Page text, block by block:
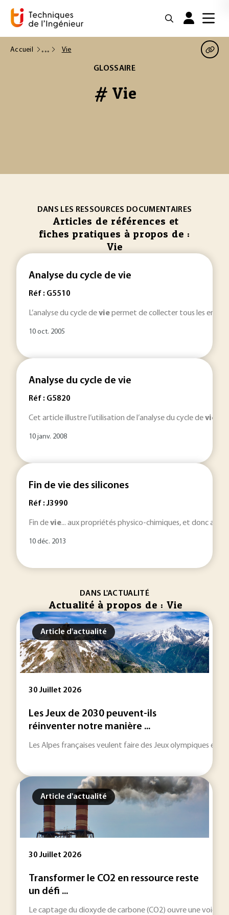
Accueil Vie
GLOSSAIRE
# Vie
DANS LES RESSOURCES DOCUMENTAIRES
Articles de références et
fiches pratiques à propos de :
Vie
Analyse du cycle de vie
Réf : G5510
L’analyse du cycle deviepermet de collecter tous les
10 oct. 2005
Analyse du cycle de vie
Réf : G5820
Cet article illustre l’utilisation de l’analyse du cycle devie
10 janv. 2008
Fin de vie des silicones
Réf : J3990
Fin devie... aux propriétés physico-chimiques, et donc aux
10 déc. 2013
DANS L'ACTUALITÉ
Actualité à propos de : Vie
Article d'actualité
30 Juillet 2026
Les Jeux de 2030 peuvent-ils
réinventer notre manière ...
Les Alpes françaises veulent faire des Jeux olympiques et
Article d'actualité
30 Juillet 2026
Transformer le CO2 en ressource reste
un défi ...
Le captage du dioxyde de carbone (CO2) ouvre une voie